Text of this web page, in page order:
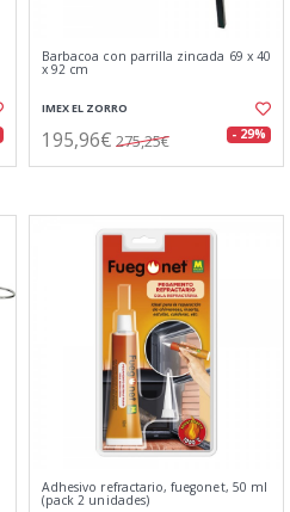
Barbacoa con parrilla zincada 69 x 40
x 92 cm
IMEX EL ZORRO
195,96€ 275,25€ - 29%
Adhesivo refractario, fuegonet, 50 ml
(pack 2 unidades)